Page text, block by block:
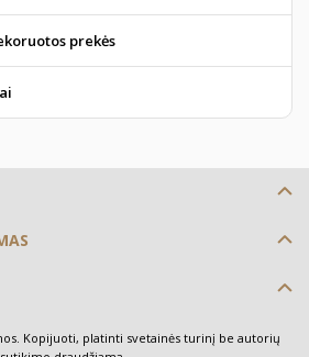
prekės
Kopijuoti, platinti svetainės turinį be autorių